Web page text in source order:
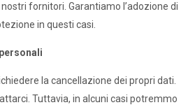
fornitori. Garantiamo l’adozione di
in questi casi.
la cancellazione dei propri dati.
Tuttavia, in alcuni casi potremmo